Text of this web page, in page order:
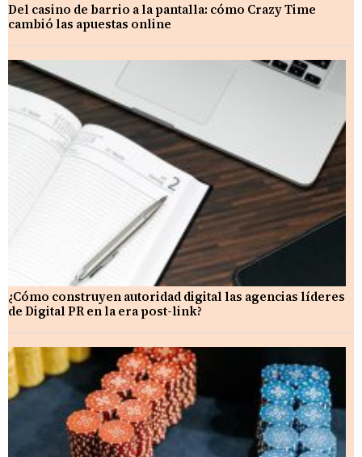
Del casino de barrio a la pantalla: cómo Crazy Time
cambió las apuestas online
¿Cómo construyen autoridad digital las agencias líderes
de Digital PR en la era post-link?